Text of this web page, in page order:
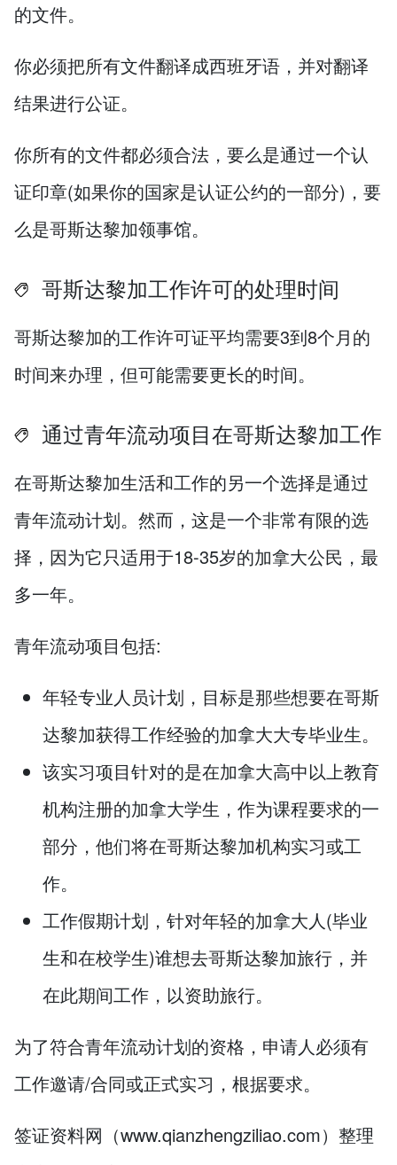
的文件。
你必须把所有文件翻译成西班牙语，并对翻译
结果进行公证。
你所有的文件都必须合法，要么是通过一个认
证印章(如果你的国家是认证公约的一部分)，要
么是哥斯达黎加领事馆。
哥斯达黎加工作许可的处理时间
哥斯达黎加的工作许可证平均需要3到8个月的
时间来办理，但可能需要更长的时间。
通过青年流动项目在哥斯达黎加工作
在哥斯达黎加生活和工作的另一个选择是通过
青年流动计划。然而，这是一个非常有限的选
择，因为它只适用于18-35岁的加拿大公民，最
多一年。
青年流动项目包括:
年轻专业人员计划，目标是那些想要在哥斯
达黎加获得工作经验的加拿大大专毕业生。
该实习项目针对的是在加拿大高中以上教育
机构注册的加拿大学生，作为课程要求的一
部分，他们将在哥斯达黎加机构实习或工
作。
工作假期计划，针对年轻的加拿大人(毕业
生和在校学生)谁想去哥斯达黎加旅行，并
在此期间工作，以资助旅行。
为了符合青年流动计划的资格，申请人必须有
工作邀请/合同或正式实习，根据要求。
签证资料网（www.qianzhengziliao.com）整理